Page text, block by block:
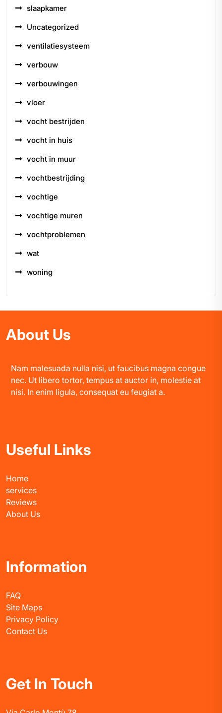
slaapkamer
Uncategorized
ventilatiesysteem
verbouw
verbouwingen
vloer
vocht bestrijden
vocht in huis
vocht in muur
vochtbestrijding
vochtige
vochtige muren
vochtproblemen
wat
woning
About Us
Nam malesuada nulla nisi, ut faucibus magna congue
nec. Ut libero tortor, tempus at auctor in, molestie at
nisi. In enim ligula, consequat eu feugiat a.
Useful Links
Home
services
Reviews
About Us
Information
FAQ
Site Maps
Privacy Policy
Contact Us
Get In Touch